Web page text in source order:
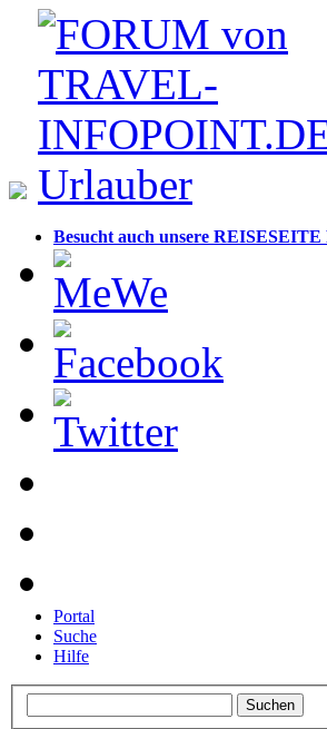
Besucht auch unsere
Portal
Suche
Hilfe